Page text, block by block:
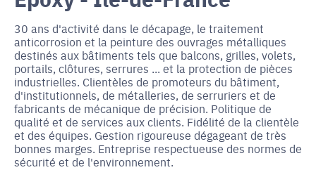
30 ans d'activité dans le décapage, le traitement
anticorrosion et la peinture des ouvrages métalliques
destinés aux bâtiments tels que balcons, grilles, volets,
portails, clôtures, serrures ... et la protection de pièces
industrielles. Clientèles de promoteurs du bâtiment,
d'institutionnels, de métalleries, de serruriers et de
fabricants de mécanique de précision. Politique de
qualité et de services aux clients. Fidélité de la clientèle
et des équipes. Gestion rigoureuse dégageant de très
bonnes marges. Entreprise respectueuse des normes de
sécurité et de l'environnement.